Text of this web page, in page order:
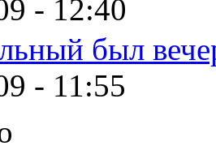
- 12:40
был
- 11:55